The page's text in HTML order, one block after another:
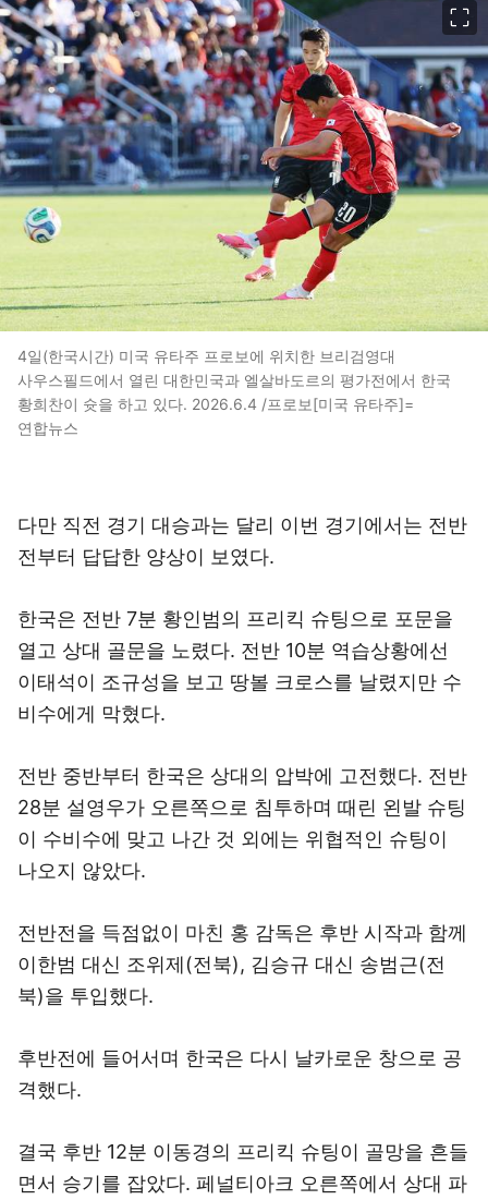
4일(한국시간) 미국 유타주 프로보에 위치한 브리검영대
사우스필드에서 열린 대한민국과 엘살바도르의 평가전에서 한국
황희찬이 슛을 하고 있다. 2026.6.4 /프로보[미국 유타주]=
연합뉴스
다만 직전 경기 대승과는 달리 이번 경기에서는 전반
전부터 답답한 양상이 보였다.
한국은 전반 7분 황인범의 프리킥 슈팅으로 포문을
열고 상대 골문을 노렸다. 전반 10분 역습상황에선
이태석이 조규성을 보고 땅볼 크로스를 날렸지만 수
비수에게 막혔다.
전반 중반부터 한국은 상대의 압박에 고전했다. 전반
28분 설영우가 오른쪽으로 침투하며 때린 왼발 슈팅
이 수비수에 맞고 나간 것 외에는 위협적인 슈팅이
나오지 않았다.
전반전을 득점없이 마친 홍 감독은 후반 시작과 함께
이한범 대신 조위제(전북), 김승규 대신 송범근(전
북)을 투입했다.
후반전에 들어서며 한국은 다시 날카로운 창으로 공
격했다.
결국 후반 12분 이동경의 프리킥 슈팅이 골망을 흔들
면서 승기를 잡았다. 페널티아크 오른쪽에서 상대 파